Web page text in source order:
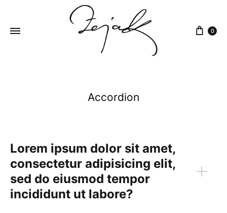
0
Accordion
Lorem ipsum dolor sit amet,
consectetur adipisicing elit,
sed do eiusmod tempor
incididunt ut labore?